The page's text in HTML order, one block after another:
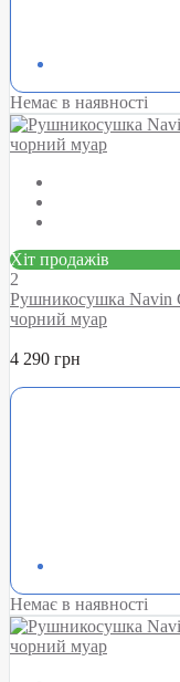
Немає в наявності
Хіт продажів
2
Рушникосушка Navin
чорний муар
4 290 грн
Немає в наявності